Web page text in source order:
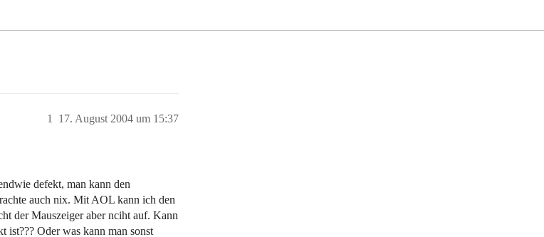
17. August 2004 um 15:37
1
defekt, man kann den
auch nix. Mit AOL kann ich den
der Mauszeiger aber nciht auf. Kann
ist??? Oder was kann man sonst